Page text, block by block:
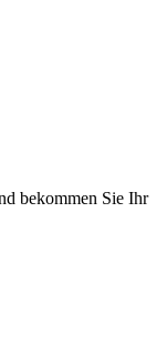
bekommen Sie Ihr